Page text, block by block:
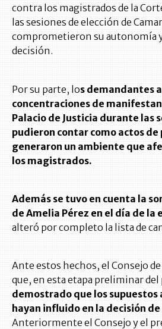
contra los magistrados de la
las sesiones de elección de
comprometieron su autonomía
decisión.
Por su parte, los demandantes
concentraciones de
Palacio de Justicia durante las
pudieron contar como actos de
generaron un ambiente que
los magistrados.
Además se tuvo en cuenta la
de Amelia Pérez en el día de la
alteró por completo la lista de
Ante estos hechos, el Consejo
que, en esta etapa preliminar del
demostrado que los supuestos
hayan influido en la decisión
Anteriormente el Consejo y el